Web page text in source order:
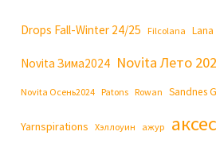
Drops Fall-Winter 24/25 Filcolana Lana
Novita Зима2024 Novita Лето
Novita Осень2024 Patons Rowan Sandnes
Yarnspirations Хэллоуин ажур